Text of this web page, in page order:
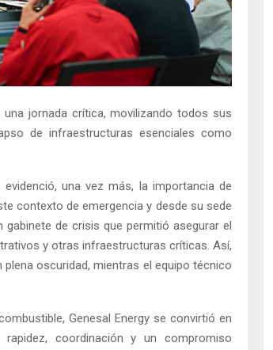
jornada crítica, movilizando todos sus
de infraestructuras esenciales como
una vez más, la importancia de
contexto de emergencia y desde su sede
gabinete de crisis que permitió asegurar el
y otras infraestructuras críticas. Así,
oscuridad, mientras el equipo técnico
Genesal Energy se convirtió en
coordinación y un compromiso